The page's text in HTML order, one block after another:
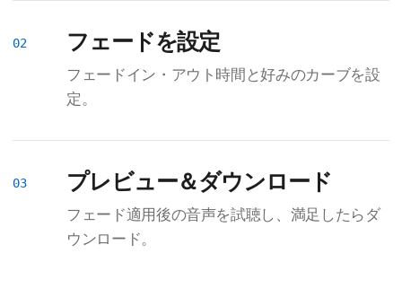
フェードを設定
フェードイン・アウト時間と好みのカーブを設
定。
プレビュー＆ダウンロード
フェード適用後の音声を試聴し、満足したらダ
ウンロード。